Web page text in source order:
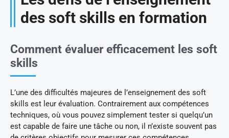
des soft skills en formation
Comment évaluer efficacement les soft
skills
L’une des difficultés majeures de l’enseignement des soft
skills est leur évaluation. Contrairement aux compétences
techniques, où vous pouvez simplement tester si quelqu’un
est capable de faire une tâche ou non, il n’existe souvent pas